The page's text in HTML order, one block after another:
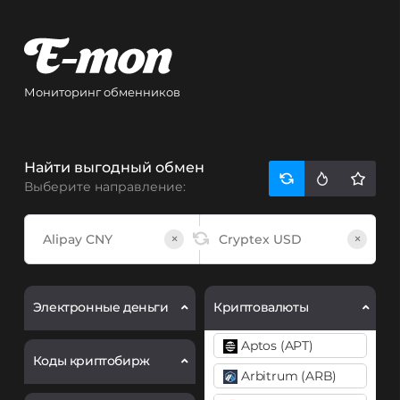
Мониторинг обменников
Найти выгодный обмен
Выберите направление:
× ×
Электронные деньги
Коды криптобирж
Криптовалюты
Aptos (APT)
Arbitrum (ARB)